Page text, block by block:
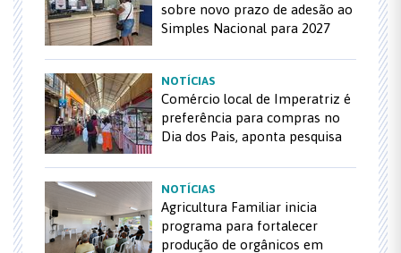
sobre novo prazo de adesão ao
Simples Nacional para 2027
NOTÍCIAS
Comércio local de Imperatriz é
preferência para compras no
Dia dos Pais, aponta pesquisa
NOTÍCIAS
Agricultura Familiar inicia
programa para fortalecer
produção de orgânicos em